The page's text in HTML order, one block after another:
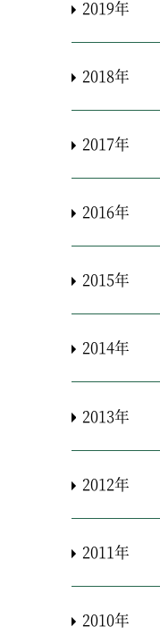
2019年
2018年
2017年
2016年
2015年
2014年
2013年
2012年
2011年
2010年